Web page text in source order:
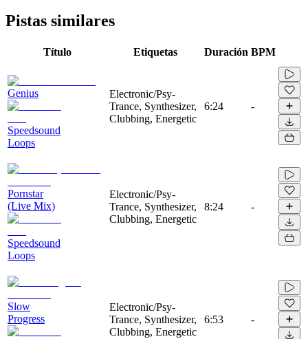
Pistas similares
Título Etiquetas Duración BPM
Genius
Speedsound
Loops
Electronic/Psy-
Trance, Synthesizer,
Clubbing, Energetic
6:24 -
Pornstar
(Live Mix)
Speedsound
Loops
Electronic/Psy-
Trance, Synthesizer,
Clubbing, Energetic
8:24 -
Slow
Progress
Electronic/Psy-
Trance, Synthesizer,
Clubbing, Energetic
6:53 -